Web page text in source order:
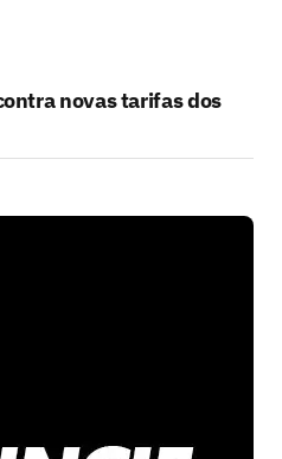
novas tarifas dos